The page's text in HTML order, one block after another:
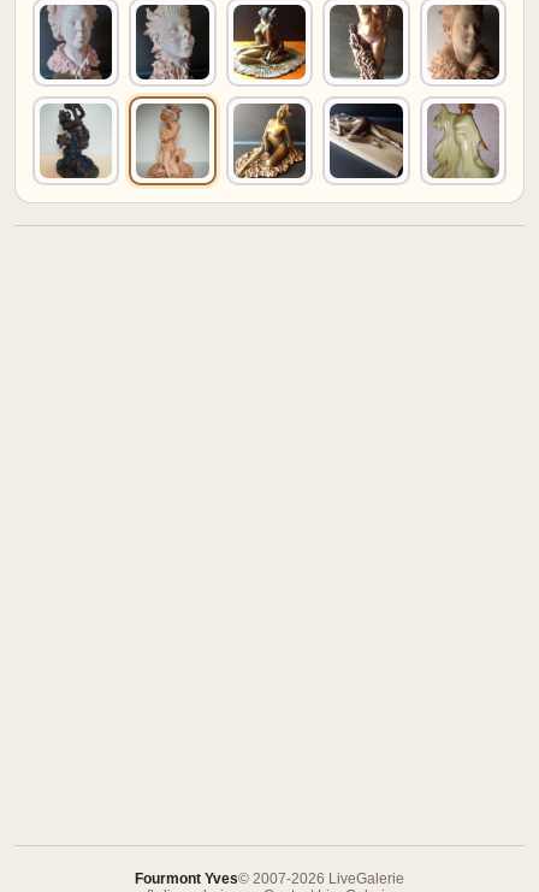
Fourmont Yves© 2007-2026 LiveGalerie